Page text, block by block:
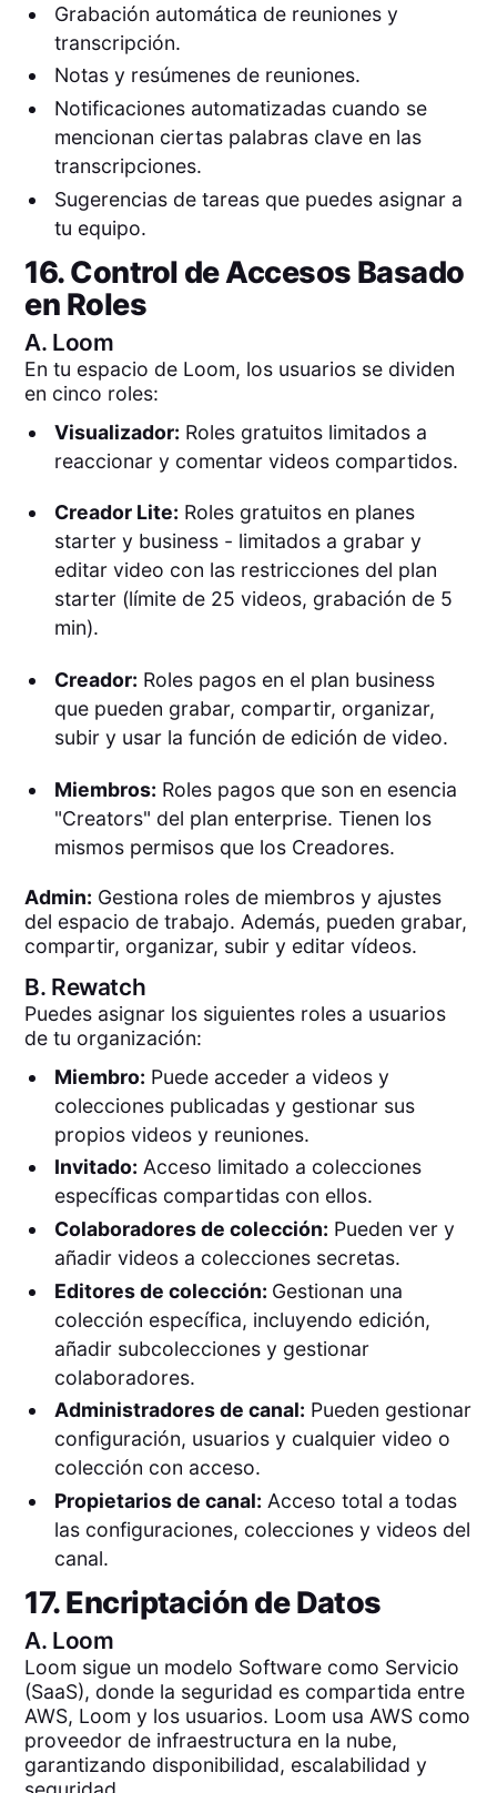
Grabación automática de reuniones y
transcripción.
Notas y resúmenes de reuniones.
Notificaciones automatizadas cuando se
mencionan ciertas palabras clave en las
transcripciones.
Sugerencias de tareas que puedes asignar a
tu equipo.
16. Control de Accesos Basado
en Roles
A. Loom
En tu espacio de Loom, los usuarios se dividen
en cinco roles:
Visualizador: Roles gratuitos limitados a
reaccionar y comentar videos compartidos.
Creador Lite: Roles gratuitos en planes
starter y business - limitados a grabar y
editar video con las restricciones del plan
starter (límite de 25 videos, grabación de 5
min).
Creador: Roles pagos en el plan business
que pueden grabar, compartir, organizar,
subir y usar la función de edición de video.
Miembros: Roles pagos que son en esencia
"Creators" del plan enterprise. Tienen los
mismos permisos que los Creadores.
Admin: Gestiona roles de miembros y ajustes
del espacio de trabajo. Además, pueden grabar,
compartir, organizar, subir y editar vídeos.
B. Rewatch
Puedes asignar los siguientes roles a usuarios
de tu organización:
Miembro: Puede acceder a videos y
colecciones publicadas y gestionar sus
propios videos y reuniones.
Invitado: Acceso limitado a colecciones
específicas compartidas con ellos.
Colaboradores de colección: Pueden ver y
añadir videos a colecciones secretas.
Editores de colección: Gestionan una
colección específica, incluyendo edición,
añadir subcolecciones y gestionar
colaboradores.
Administradores de canal: Pueden gestionar
configuración, usuarios y cualquier video o
colección con acceso.
Propietarios de canal: Acceso total a todas
las configuraciones, colecciones y videos del
canal.
17. Encriptación de Datos
A. Loom
Loom sigue un modelo Software como Servicio
(SaaS), donde la seguridad es compartida entre
AWS, Loom y los usuarios. Loom usa AWS como
proveedor de infraestructura en la nube,
garantizando disponibilidad, escalabilidad y